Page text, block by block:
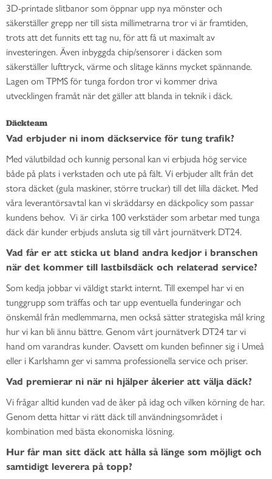
3D-printade slitbanor som öppnar upp nya mönster och
säkerställer grepp ner till sista millimetrarna tror vi är framtiden,
trots att det funnits ett tag nu, för att få ut maximalt av
investeringen. Även inbyggda chip/sensorer i däcken som
säkerställer lufttryck, värme och slitage känns mycket spännande.
Lagen om TPMS för tunga fordon tror vi kommer driva
utvecklingen framåt när det gäller att blanda in teknik i däck.
Däckteam
Vad erbjuder ni inom däckservice för tung trafik?
Med välutbildad och kunnig personal kan vi erbjuda hög service
både på plats i verkstaden och ute på fält. Vi erbjuder allt från det
stora däcket (gula maskiner, större truckar) till det lilla däcket. Med
våra leverantörsavtal kan vi skräddarsy en däckpolicy som passar
kundens behov. Vi är cirka 100 verkstäder som arbetar med tunga
däck där kunder erbjuds ansluta sig till vårt journätverk DT24.
Vad får er att sticka ut bland andra kedjor i branschen
när det kommer till lastbilsdäck och relaterad service?
Som kedja jobbar vi väldigt starkt internt. Till exempel har vi en
tunggrupp som träffas och tar upp eventuella funderingar och
önskemål från medlemmarna, men också sätter strategiska mål kring
hur vi kan bli ännu bättre. Genom vårt journätverk DT24 tar vi
hand om varandras kunder. Oavsett om kunden befinner sig i Umeå
eller i Karlshamn ger vi samma professionella service och priser.
Vad premierar ni när ni hjälper åkerier att välja däck?
Vi frågar alltid kunden vad de åker på idag och vilken körning de har.
Genom detta hittar vi rätt däck till användningsområdet i
kombination med bästa ekonomiska lösning.
Hur får man sitt däck att hålla så länge som möjligt och
samtidigt leverera på topp?